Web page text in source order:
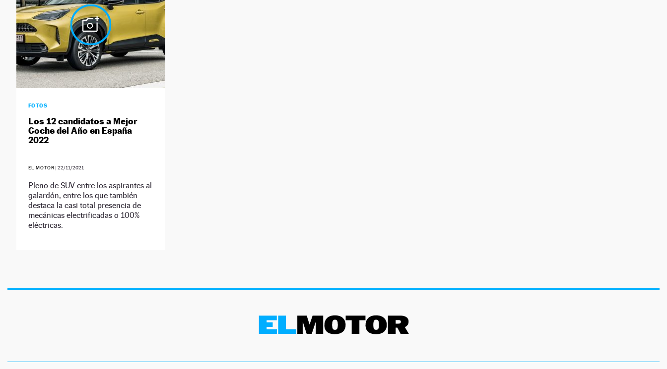
FOTOS
Los 12 candidatos a Mejor
Coche del Año en España
2022
EL MOTOR |22/11/2021
Pleno de SUV entre los aspirantes al
galardón, entre los que también
destaca la casi total presencia de
mecánicas electrificadas o 100%
eléctricas.